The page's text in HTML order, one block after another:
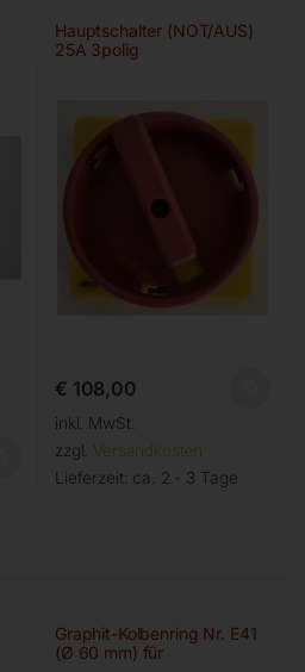
Hauptschalter (NOT/AUS)
25A 3polig
€ 108,00
inkl. MwSt.
zzgl. Versandkosten
Lieferzeit: ca. 2 - 3 Tage
Graphit-Kolbenring Nr. E41
(Ø 60 mm) für